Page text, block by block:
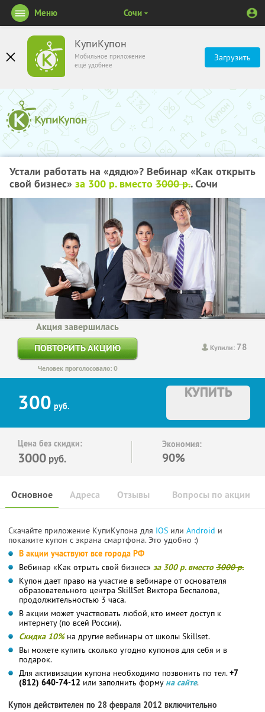
КупиКупон
Мобильное приложение
ещё удобнее
Загрузить
Меню Сочи
Устали работать на «дядю»? Вебинар «Как открыть
свой бизнес» за 300 р. вместо 3000 р.. Сочи
Купили: 78
Акция завершилась
ПОВТОРИТЬ АКЦИЮ
Человек проголосовало: 0
300 руб.
КУПИТЬ
Цена без скидки:
3000 руб.
Экономия:
90%
Основное Отзывы Вопросы по акции
Адреса
Скачайте приложение КупиКупона для IOS или Android и
покажите купон с экрана смартфона. Это удобно :)
В акции участвуют все города РФ
Вебинар «Как отрыть свой бизнес» за 300 р. вместо 3000 р.
Купон дает право на участие в вебинаре от основателя
образовательного центра SkillSet Виктора Беспалова,
продолжительностью 3 часа.
В акции может участвовать любой, кто имеет доступ к
интернету (по всей России).
Скидка 10% на другие вебинары от школы Skillset.
Вы можете купить сколько угодно купонов для себя и в
подарок.
Для активизации купона необходимо позвонить по тел.+7
(812) 640-74-12 или заполнить форму на сайте.
Купон действителен по 28 февраля 2012 включительно